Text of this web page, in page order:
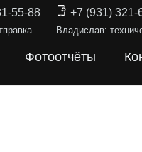
55-88 +7 (931) 321-
Владислав:
Фотоотчёты